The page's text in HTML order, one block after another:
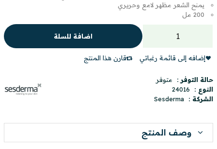
يمنح الشعر مظهر لامع وحريري
200 مل
اضافة للسلة
إضافه إلى قائمة رغباتي قارن هذا المنتج
حالة التوفر :
متوفر
النوع :
24016
الشركة :
Sesderma
وصف المنتج